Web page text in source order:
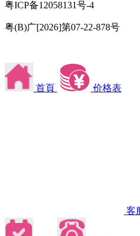
粤ICP备12058131号-4
粤(B)广[2026]第07-22-878号
首頁 价格表
客